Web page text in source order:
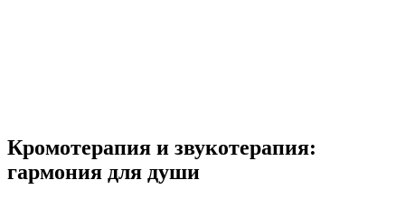
Кромотерапия и звукотерапия:
гармония для души